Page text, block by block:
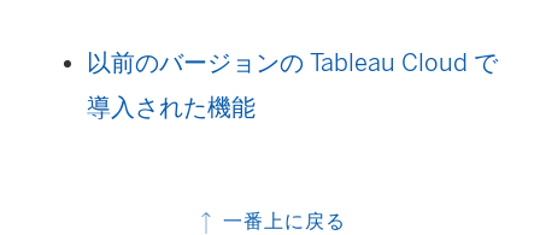
ン
ウ
で
以前のバージョンの Tableau Cloud で
導入された機能
一番上に戻る